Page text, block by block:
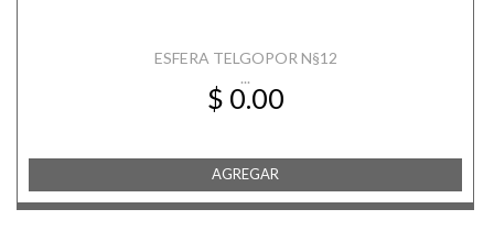
ESFERA TELGOPOR N§12
...
$ 0.00
AGREGAR